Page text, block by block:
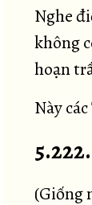
Nghe
không
hoạn
Này
(Giống